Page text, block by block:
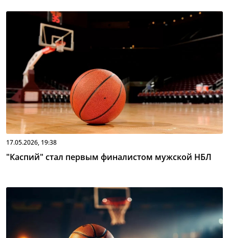
17.05.2026, 19:38
"Каспий" стал первым финалистом мужской НБЛ